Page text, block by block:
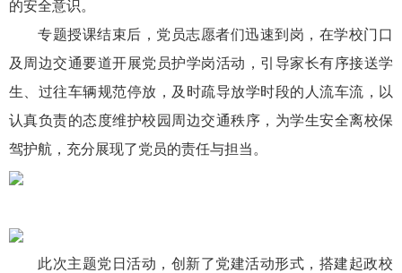
的安全意识。
专题授课结束后，党员志愿者们迅速到岗，在学校门口
及周边交通要道开展党员护学岗活动，引导家长有序接送学
生、过往车辆规范停放，及时疏导放学时段的人流车流，以
认真负责的态度维护校园周边交通秩序，为学生安全离校保
驾护航，充分展现了党员的责任与担当。
此次主题党日活动，创新了党建活动形式，搭建起政校